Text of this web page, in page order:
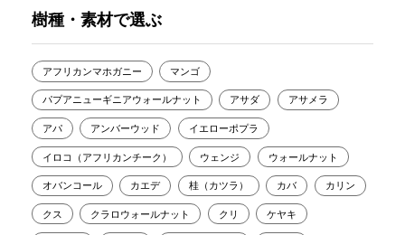
樹種・素材で選ぶ
アフリカンマホガニー マンゴ
パプアニューギニアウォールナット アサダ アサメラ
アパ アンバーウッド イエローポプラ
イロコ（アフリカンチーク） ウェンジ ウォールナット
オバンコール カエデ 桂（カツラ） カバ カリン
クス クラロウォールナット クリ ケヤキ